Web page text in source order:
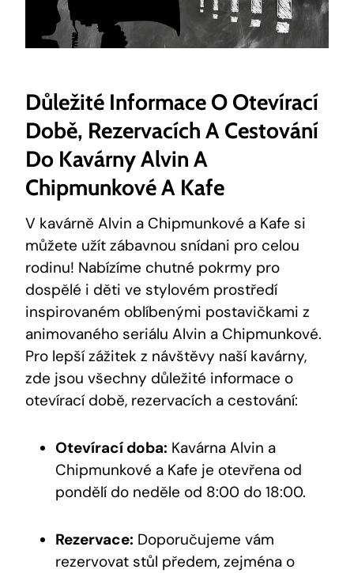
Důležité Informace O Otevírací
Době, Rezervacích A Cestování
Do Kavárny Alvin A
Chipmunkové A Kafe
V kavárně Alvin a Chipmunkové a Kafe si
můžete užít zábavnou snídani pro celou
rodinu! Nabízíme chutné pokrmy pro
dospělé i děti ve stylovém prostředí
inspirovaném oblíbenými postavičkami z
animovaného seriálu Alvin a Chipmunkové.
Pro lepší zážitek z návštěvy naší kavárny,
zde jsou všechny důležité informace o
otevírací době, rezervacích a cestování:
Otevírací doba: Kavárna Alvin a
Chipmunkové a Kafe je otevřena od
pondělí do neděle od 8:00 do 18:00.
Rezervace: Doporučujeme vám
rezervovat stůl předem, zejména o